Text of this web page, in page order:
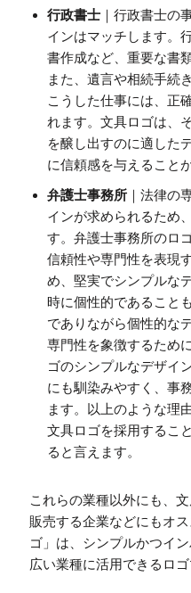
行政書士 ｜行政書士の
インはマッチします。
書作成など、重要な書
また、遺言や相続手続
こうした仕事には、正
れます。文具ロゴは、
を醸し出すのに適した
に信頼感を与えること
弁護士事務所 ｜法律の
インが求められるため
す。弁護士事務所のロ
信頼性や専門性を表現
め、堅実でシンプルな
時に個性的であること
でありながら個性的な
専門性を象徴するため
ゴのシンプルなデザイ
にも馴染みやすく、事
ます。以上のような理
文具ロゴを採用するこ
ると言えます。
これらの業種以外にも、
販売する企業などにもオ
ゴ」は、シンプルかつイ
広い業種に活用できるロゴ